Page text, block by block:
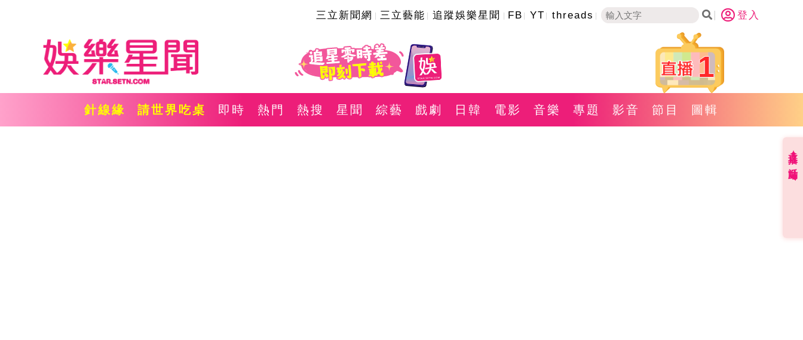
三立新聞網 三立藝能 追蹤娛樂星聞 FB YT threads 登入
1
針線緣 請世界吃桌 即時 熱門 熱搜 星聞 綜藝 戲劇 日韓 電影 音樂 專題 影音 節目 圖輯
直播✦活動